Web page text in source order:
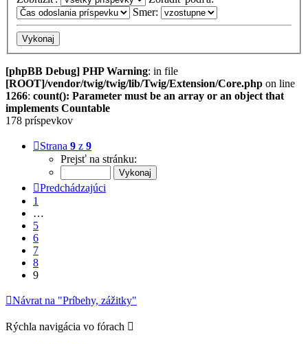
Smer:
[phpBB Debug] PHP Warning: in file
[ROOT]/vendor/twig/twig/lib/Twig/Extension/Core.php on line
1266: count(): Parameter must be an array or an object that
implements Countable
178 príspevkov
Strana 9 z 9
Prejsť na stránku:
Predchádzajúci
1
…
5
6
7
8
9
Návrat na "Príbehy, zážitky"
Rýchla navigácia vo fórach